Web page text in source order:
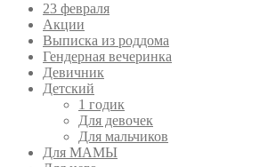
23 февраля
Акции
Выписка из роддома
Гендерная вечеринка
Девичник
Детский
1 годик
Для девочек
Для мальчиков
Для МАМЫ